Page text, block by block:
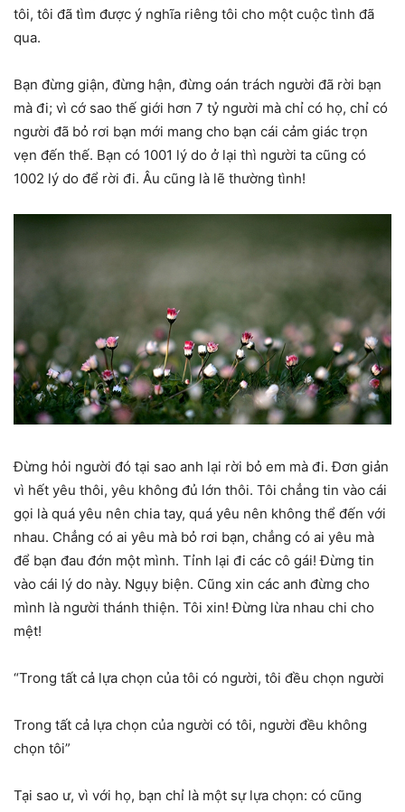
tôi, tôi đã tìm được ý nghĩa riêng tôi cho một cuộc tình đã
qua.
Bạn đừng giận, đừng hận, đừng oán trách người đã rời bạn
mà đi; vì cớ sao thế giới hơn 7 tỷ người mà chỉ có họ, chỉ có
người đã bỏ rơi bạn mới mang cho bạn cái cảm giác trọn
vẹn đến thế. Bạn có 1001 lý do ở lại thì người ta cũng có
1002 lý do để rời đi. Âu cũng là lẽ thường tình!
Đừng hỏi người đó tại sao anh lại rời bỏ em mà đi. Đơn giản
vì hết yêu thôi, yêu không đủ lớn thôi. Tôi chẳng tin vào cái
gọi là quá yêu nên chia tay, quá yêu nên không thể đến với
nhau. Chẳng có ai yêu mà bỏ rơi bạn, chẳng có ai yêu mà
để bạn đau đớn một mình. Tỉnh lại đi các cô gái! Đừng tin
vào cái lý do này. Ngụy biện. Cũng xin các anh đừng cho
mình là người thánh thiện. Tôi xin! Đừng lừa nhau chi cho
mệt!
“Trong tất cả lựa chọn của tôi có người, tôi đều chọn người
Trong tất cả lựa chọn của người có tôi, người đều không
chọn tôi”
Tại sao ư, vì với họ, bạn chỉ là một sự lựa chọn: có cũng